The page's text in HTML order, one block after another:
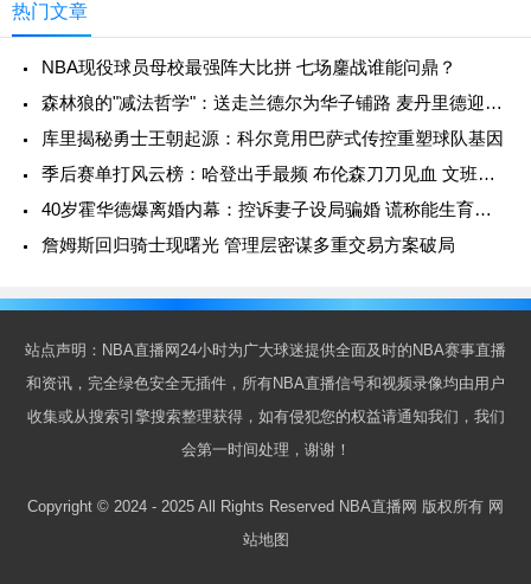
热门文章
NBA现役球员母校最强阵大比拼 七场鏖战谁能问鼎？
森林狼的"减法哲学"：送走兰德尔为华子铺路 麦丹里德迎来爆发契机
库里揭秘勇士王朝起源：科尔竟用巴萨式传控重塑球队基因
季后赛单打风云榜：哈登出手最频 布伦森刀刀见血 文班交学费
40岁霍华德爆离婚内幕：控诉妻子设局骗婚 谎称能生育引风暴
詹姆斯回归骑士现曙光 管理层密谋多重交易方案破局
站点声明：NBA直播网24小时为广大球迷提供全面及时的NBA赛事直播
和资讯，完全绿色安全无插件，所有NBA直播信号和视频录像均由用户
收集或从搜索引擎搜索整理获得，如有侵犯您的权益请通知我们，我们
会第一时间处理，谢谢！
Copyright © 2024 - 2025 All Rights Reserved NBA直播网 版权所有 网
站地图